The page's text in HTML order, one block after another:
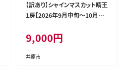
【訳あり】シャインマスカット晴王
1房【2026年9月中旬～10月下
9,000円
井原市